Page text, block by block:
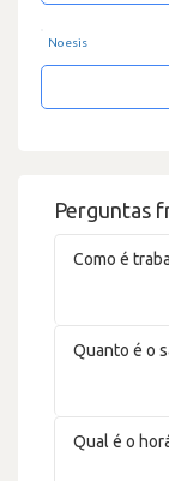
Perguntas
Como é
Quanto é o
Qual é o
Noesis